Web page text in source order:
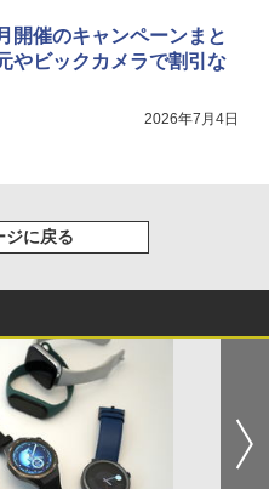
開催のキャンペーンまと
ビックカメラで割引な
2026年7月4日
ジに戻る